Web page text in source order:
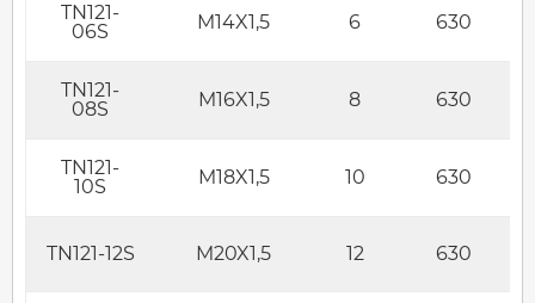
TN121-
06S
M14X1,5 6 630
TN121-
08S
M16X1,5 8 630
TN121-
10S
M18X1,5 10 630
TN121-12S M20X1,5 12 630